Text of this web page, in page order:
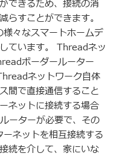
できるため、接続の消
らすことができます。
々なスマートホームデ
ています。 Threadネッ
ボーダールーター
ネットワーク自体
間で直接通信すること
ネットに接続する場合
ーターが必要で、その
ネットを相互接続する
続を介して、家にいな